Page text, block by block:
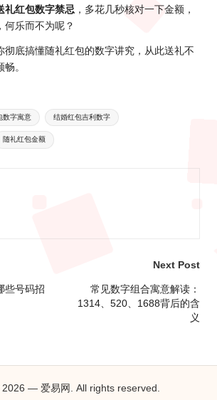
礼红包数字禁忌 ，多花几秒核对一下金额，
何乐而不为呢？
彻底搞懂随礼红包的数字讲究，从此送礼不
。
数字寓意 结婚红包吉利数字
随礼红包金额
些号码招
Next Post
常见数字组合寓意解读：
1314、520、1688背后的含
义
2026 — 爱易网. All rights reserved.